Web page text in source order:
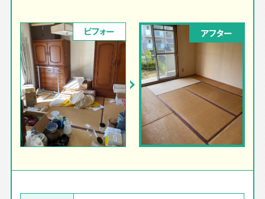
ビフォー アフター